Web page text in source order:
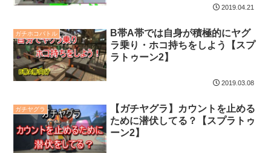
2019.04.21
ガチホコバトル
B帯A帯では自身が積極的にヤグ
ラ乗り・ホコ持ちをしよう【スプ
ラトゥーン2】
2019.03.08
ガチヤグラ
【ガチヤグラ】カウントを止める
ために潜伏してる？【スプラトゥ
ーン2】